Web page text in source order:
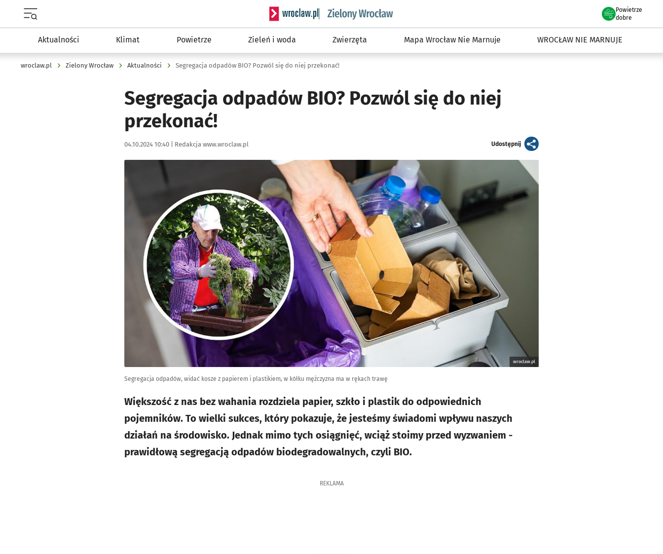
Serwis informacyjny wroclaw.pl podserwis: Środowisko we Wrocławiu
Powietrze
we Wrocławiu
dobre
Aktualności Klimat Powietrze Zieleń i woda Zwierzęta Mapa Wrocław Nie Marnuje WROCŁAW NIE MARNUJE
wroclaw.pl Zielony Wrocław Aktualności Segregacja odpadów BIO? Pozwól się do niej przekonać!
Segregacja odpadów BIO? Pozwól się do niej
przekonać!
Data publikacji:
04.10.2024 10:40 | Autor:
Redakcja www.wroclaw.pl Udostępnijartykuł
wroclaw.pl
Segregacja odpadów, widać kosze z papierem i plastikiem, w kółku mężczyzna ma w rękach trawę
Większość z nas bez wahania rozdziela papier, szkło i plastik do odpowiednich
pojemników. To wielki sukces, który pokazuje, że jesteśmy świadomi wpływu naszych
działań na środowisko. Jednak mimo tych osiągnięć, wciąż stoimy przed wyzwaniem -
prawidłową segregacją odpadów biodegradowalnych, czyli BIO.
REKLAMA